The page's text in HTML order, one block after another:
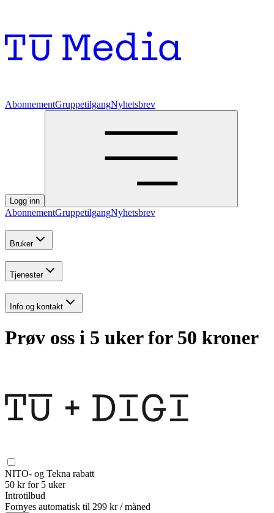
AbonnementGruppetilgangNyhetsbrev
Logg inn
AbonnementGruppetilgangNyhetsbrev
Bruker
Tjenester
Info og kontakt
Prøv oss i 5 uker for 50 kroner
NITO- og Tekna rabatt
50 kr for 5 uker
Introtilbud
Fornyes automatisk til 299 kr / måned